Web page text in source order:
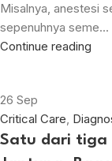
Misalnya, anestesi
sepenuhnya seme...
Continue reading
26 Sep
Critical Care,
Satu dari tiga